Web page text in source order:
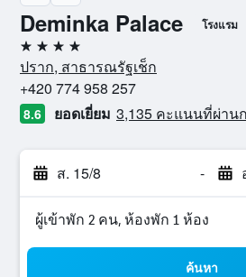
Deminka Palace โรงแรม
4 ดาว
ปราก, สาธารณรัฐเช็ก
+420 774 958 257
8.6 ยอดเยี่ยม 3,135 คะแนนที่ผ่าน
ส. 15/8 -
ผู้เข้าพัก 2 คน, ห้องพัก 1 ห้อง
ค้นหา